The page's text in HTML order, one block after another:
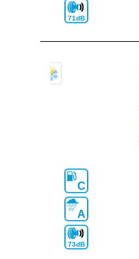
71dB
C
A
73dB